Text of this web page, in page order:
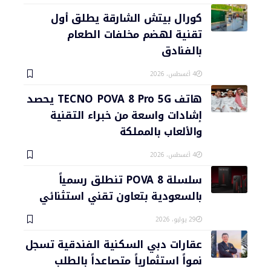
كورال بيتش الشارقة يطلق أول
تقنية لهضم مخلفات الطعام
بالفنادق
4 أغسطس، 2026
هاتف TECNO POVA 8 Pro 5G يحصد
إشادات واسعة من خبراء التقنية
والألعاب بالمملكة
4 أغسطس، 2026
سلسلة POVA 8 تنطلق رسمياً
بالسعودية بتعاون تقني استثنائي
29 يوليو، 2026
عقارات دبي السكنية الفندقية تسجل
نمواً استثمارياً متصاعداً بالطلب